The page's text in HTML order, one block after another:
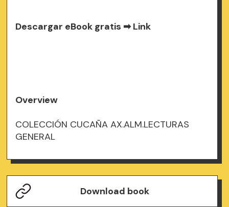
Descargar eBook gratis ➡Link
Overview
COLECCIÓN CUCAÑA AX.ALM.LECTURAS
GENERAL
Download book